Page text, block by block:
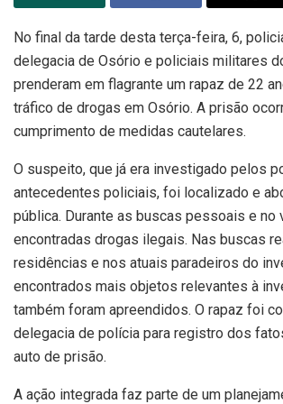
No final da tarde desta terça-feira, 6,
delegacia de Osório e policiais militares
prenderam em flagrante um rapaz de 22
tráfico de drogas em Osório. A prisão
cumprimento de medidas cautelares.
O suspeito, que já era investigado pelos
antecedentes policiais, foi localizado e
pública. Durante as buscas pessoais e no
encontradas drogas ilegais. Nas buscas
residências e nos atuais paradeiros do
encontrados mais objetos relevantes à
também foram apreendidos. O rapaz foi
delegacia de polícia para registro dos
auto de prisão.
A ação integrada faz parte de um